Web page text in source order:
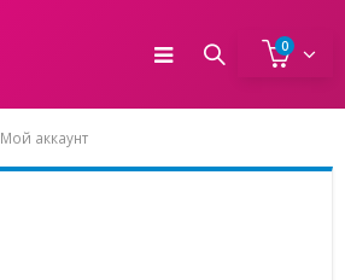
0
Мой аккаунт